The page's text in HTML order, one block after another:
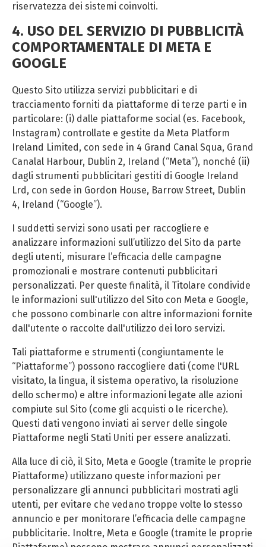
riservatezza dei sistemi coinvolti.
4. USO DEL SERVIZIO DI PUBBLICITÀ
COMPORTAMENTALE DI META E
GOOGLE
Questo Sito utilizza servizi pubblicitari e di
tracciamento forniti da piattaforme di terze parti e in
particolare: (i) dalle piattaforme social (es. Facebook,
Instagram) controllate e gestite da Meta Platform
Ireland Limited, con sede in 4 Grand Canal Squa, Grand
Canalal Harbour, Dublin 2, Ireland (“Meta”), nonché (ii)
dagli strumenti pubblicitari gestiti di Google Ireland
Lrd, con sede in Gordon House, Barrow Street, Dublin
4, Ireland (“Google”).
I suddetti servizi sono usati per raccogliere e
analizzare informazioni sull’utilizzo del Sito da parte
degli utenti, misurare l’efficacia delle campagne
promozionali e mostrare contenuti pubblicitari
personalizzati. Per queste finalità, il Titolare condivide
le informazioni sull'utilizzo del Sito con Meta e Google,
che possono combinarle con altre informazioni fornite
dall'utente o raccolte dall'utilizzo dei loro servizi.
Tali piattaforme e strumenti (congiuntamente le
“Piattaforme”) possono raccogliere dati (come l'URL
visitato, la lingua, il sistema operativo, la risoluzione
dello schermo) e altre informazioni legate alle azioni
compiute sul Sito (come gli acquisti o le ricerche).
Questi dati vengono inviati ai server delle singole
Piattaforme negli Stati Uniti per essere analizzati.
Alla luce di ciò, il Sito, Meta e Google (tramite le proprie
Piattaforme) utilizzano queste informazioni per
personalizzare gli annunci pubblicitari mostrati agli
utenti, per evitare che vedano troppe volte lo stesso
annuncio e per monitorare l’efficacia delle campagne
pubblicitarie. Inoltre, Meta e Google (tramite le proprie